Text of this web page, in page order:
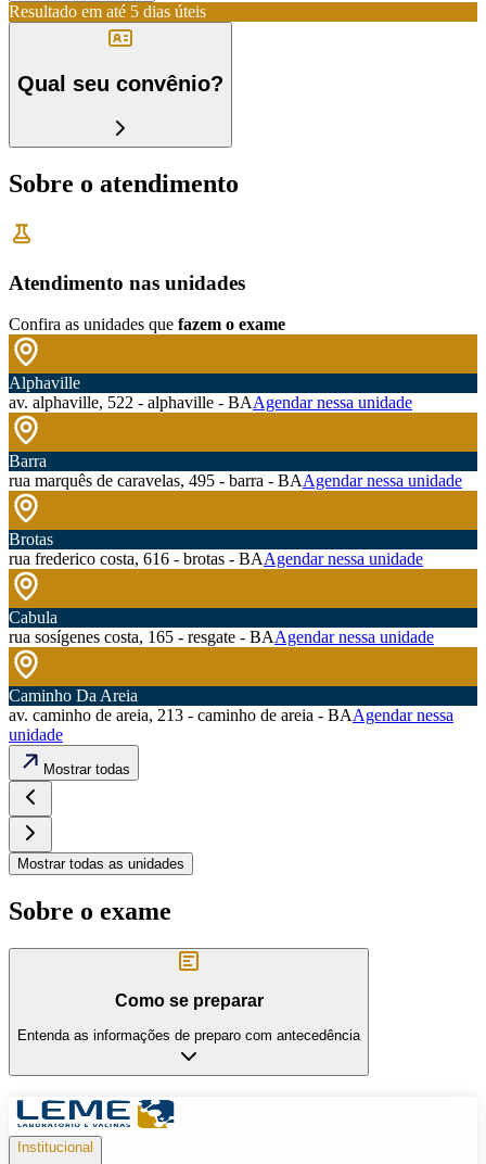
Resultado em até 5 dias úteis
Qual seu convênio?
Sobre o atendimento
Atendimento nas unidades
Confira as unidades que fazem o exame
Alphaville
av. alphaville, 522 - alphaville - BAAgendar nessa unidade
Barra
rua marquês de caravelas, 495 - barra - BAAgendar nessa unidade
Brotas
rua frederico costa, 616 - brotas - BAAgendar nessa unidade
Cabula
rua sosígenes costa, 165 - resgate - BAAgendar nessa unidade
Caminho Da Areia
av. caminho de areia, 213 - caminho de areia - BAAgendar nessa
unidade
Mostrar todas
Mostrar todas as unidades
Sobre o exame
Como se preparar
Entenda as informações de preparo com antecedência
Institucional